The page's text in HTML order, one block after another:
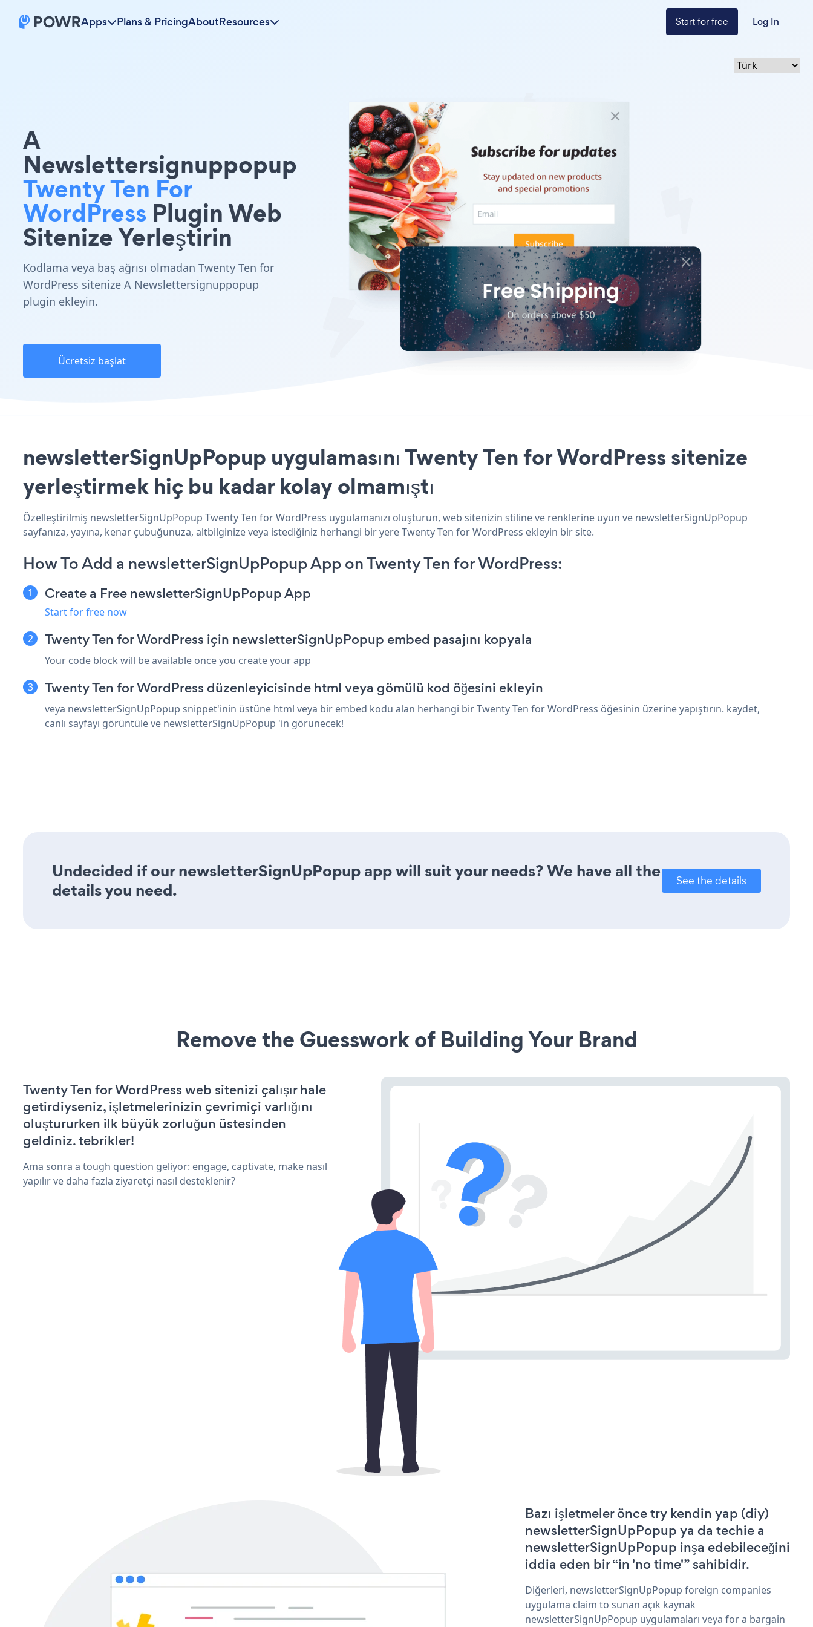
Apps Plans & PricingAboutResources Start for free Log In
A
Newslettersignuppopup
Twenty Ten For
WordPress Plugin Web
Sitenize Yerleştirin
Kodlama veya baş ağrısı olmadan Twenty Ten for
WordPress sitenize A Newslettersignuppopup
plugin ekleyin.
Ücretsiz başlat
newsletterSignUpPopup uygulamasını Twenty Ten for WordPress sitenize
yerleştirmek hiç bu kadar kolay olmamıştı
Özelleştirilmiş newsletterSignUpPopup Twenty Ten for WordPress uygulamanızı oluşturun, web sitenizin stiline ve renklerine uyun ve newsletterSignUpPopup
sayfanıza, yayına, kenar çubuğunuza, altbilginize veya istediğiniz herhangi bir yere Twenty Ten for WordPress ekleyin bir site.
How To Add a newsletterSignUpPopup App on Twenty Ten for WordPress:
Create a Free newsletterSignUpPopup App
Start for free now
Twenty Ten for WordPress için newsletterSignUpPopup embed pasajını kopyala
Your code block will be available once you create your app
Twenty Ten for WordPress düzenleyicisinde html veya gömülü kod öğesini ekleyin
veya newsletterSignUpPopup snippet'inin üstüne html veya bir embed kodu alan herhangi bir Twenty Ten for WordPress öğesinin üzerine yapıştırın. kaydet,
canlı sayfayı görüntüle ve newsletterSignUpPopup 'in görünecek!
Undecided if our newsletterSignUpPopup app will suit your needs? We have all the
details you need.
See the details
Remove the Guesswork of Building Your Brand
Twenty Ten for WordPress web sitenizi çalışır hale
getirdiyseniz, işletmelerinizin çevrimiçi varlığını
oluştururken ilk büyük zorluğun üstesinden
geldiniz. tebrikler!
Ama sonra a tough question geliyor: engage, captivate, make nasıl
yapılır ve daha fazla ziyaretçi nasıl desteklenir?
Bazı işletmeler önce try kendin yap (diy)
newsletterSignUpPopup ya da techie a
newsletterSignUpPopup inşa edebileceğini
iddia eden bir “in 'no time'” sahibidir.
Diğerleri, newsletterSignUpPopup foreign companies
uygulama claim to sunan açık kaynak
newsletterSignUpPopup uygulamaları veya for a bargain